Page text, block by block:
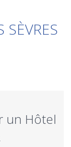
SÈVRES
un Hôtel